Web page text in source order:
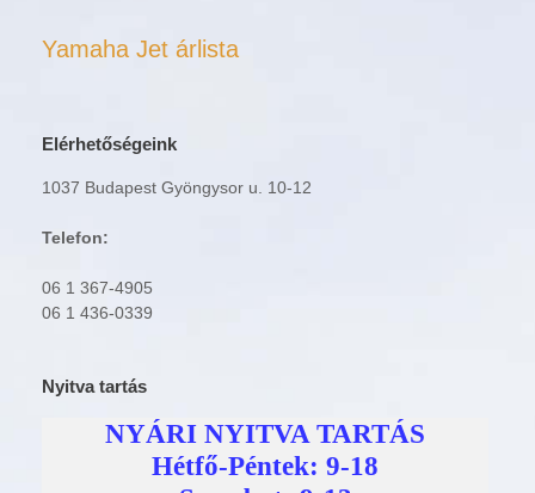
Yamaha Jet árlista
Elérhetőségeink
1037 Budapest Gyöngysor u. 10-12
Telefon:
06 1 367-4905
06 1 436-0339
Nyitva tartás